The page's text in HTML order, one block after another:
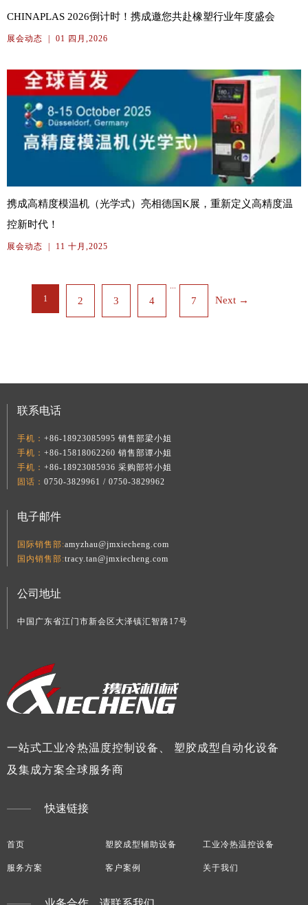
CHINAPLAS 2026倒计时！携成邀您共赴橡塑行业年度盛会
展会动态 01 四月,2026
携成高精度模温机（光学式）亮相德国K展，重新定义高精度温
控新时代！
展会动态 11 十月,2025
1 2 3 4
...
7 Next →
联系电话
手机： +86-18923085995 销售部梁小姐
手机： +86-15818062260 销售部谭小姐
手机： +86-18923085936 采购部符小姐
固话： 0750-3829961 / 0750-3829962
电子邮件
国际销售部:amyzhau@jmxiecheng.com
国内销售部:tracy.tan@jmxiecheng.com
公司地址
中国广东省江门市新会区大泽镇汇智路17号
一站式工业冷热温度控制设备、 塑胶成型自动化设备
及集成方案全球服务商
快速链接
首页 塑胶成型辅助设备 工业冷热温控设备
服务方案 客户案例 关于我们